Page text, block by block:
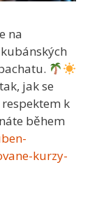
na
jak se
respektem k
během
kurzy-